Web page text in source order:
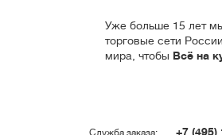
Уже больше 15 лет
торговые сети
мира, чтобы Всё на
Служба заказа: +7 (495)